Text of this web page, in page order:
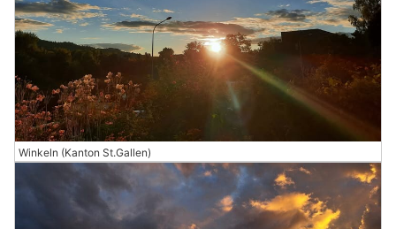
Winkeln (Kanton St.Gallen)